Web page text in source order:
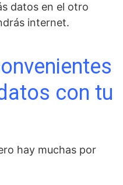
datos en el otro
internet.
con tu
hay muchas por